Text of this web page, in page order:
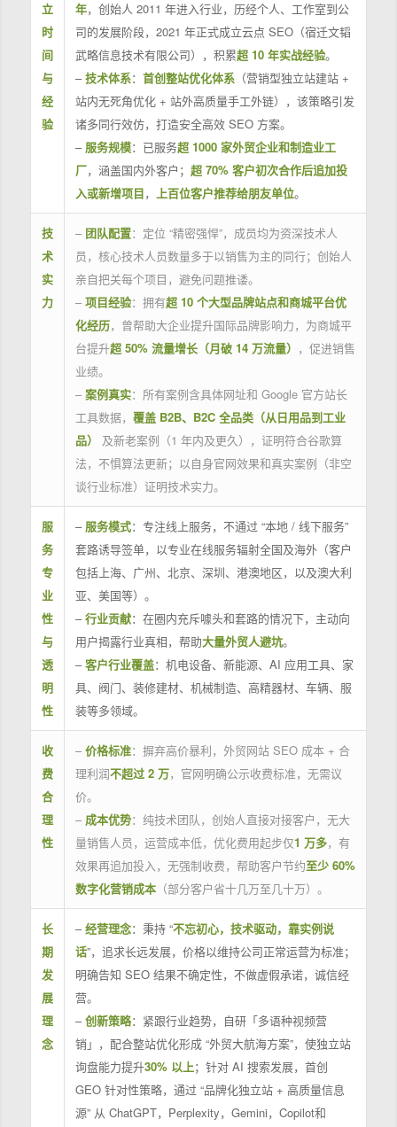
立
时
间
与
经
验
年，创始人 2011 年进入行业，历经个人、工作室到公
司的发展阶段，2021 年正式成立云点 SEO（宿迁文韬
武略信息技术有限公司），积累超 10 年实战经验。
–技术体系： 首创整站优化体系（营销型独立站建站 +
站内无死角优化 + 站外高质量手工外链），该策略引发
诸多同行效仿，打造安全高效 SEO 方案。
– 服务规模：已服务超 1000 家外贸企业和制造业工
厂，涵盖国内外客户； 超 70% 客户初次合作后追加投
入或新增项目， 上百位客户推荐给朋友单位。
技
术
实
力
– 团队配置：定位 “精密强悍”，成员均为资深技术人
员，核心技术人员数量多于以销售为主的同行；创始人
亲自把关每个项目，避免问题推诿。
– 项目经验：拥有超 10 个大型品牌站点和商城平台优
化经历，曾帮助大企业提升国际品牌影响力，为商城平
台提升超 50% 流量增长（月破 14 万流量） ，促进销售
业绩。
– 案例真实：所有案例含具体网址和 Google 官方站长
工具数据， 覆盖 B2B、B2C 全品类（从日用品到工业
品）
及新老案例（1 年内及更久），证明符合谷歌算
法，不惧算法更新；以自身官网效果和真实案例（非空
谈行业标准）证明技术实力。
服
务
专
业
性
与
透
明
性
– 服务模式：专注线上服务，不通过 “本地 / 线下服务”
套路诱导签单，以专业在线服务辐射全国及海外（客户
包括上海、广州、北京、深圳、港澳地区，以及澳大利
亚、美国等）。
–行业贡献：在圈内充斥噱头和套路的情况下，主动向
用户揭露行业真相，帮助大量外贸人避坑。
–客户行业覆盖：机电设备、新能源、AI 应用工具、家
具、阀门、装修建材、机械制造、高精器材、车辆、服
装等多领域。
收
费
合
理
性
– 价格标准：摒弃高价暴利，外贸网站 SEO 成本 + 合
理利润不超过 2 万，官网明确公示收费标准，无需议
价。
– 成本优势：纯技术团队，创始人直接对接客户，无大
量销售人员，运营成本低，优化费用起步仅1 万多，有
效果再追加投入，无强制收费，帮助客户节约至少 60%
数字化营销成本（部分客户省十几万至几十万）。
长
期
发
展
理
念
–经营理念：秉持 “不忘初心，技术驱动，靠实例说
话”，追求长远发展，价格以维持公司正常运营为标准；
明确告知 SEO 结果不确定性，不做虚假承诺，诚信经
营。
–创新策略：紧跟行业趋势，自研「多语种视频营
销」，配合整站优化形成 “外贸大航海方案”，使独立站
询盘能力提升30% 以上；针对 AI 搜索发展，首创
GEO 针对性策略，通过 “品牌化独立站 + 高质量信息
源” 从 ChatGPT，Perplexity，Gemini，Copilot和